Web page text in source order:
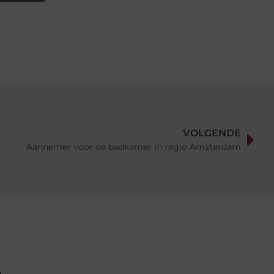
VOLGENDE
Aannemer voor de badkamer in regio Amsterdam